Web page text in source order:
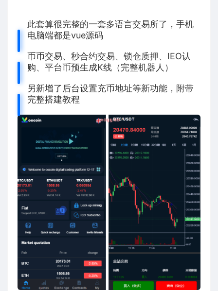
此套算很完整的一套多语言交易所了，手机
电脑端都是vue源码
币币交易、秒合约交易、锁仓质押、IEO认
购、平台币预生成K线（完整机器人）
另新增了后台设置充币地址等新功能，附带
完整搭建教程